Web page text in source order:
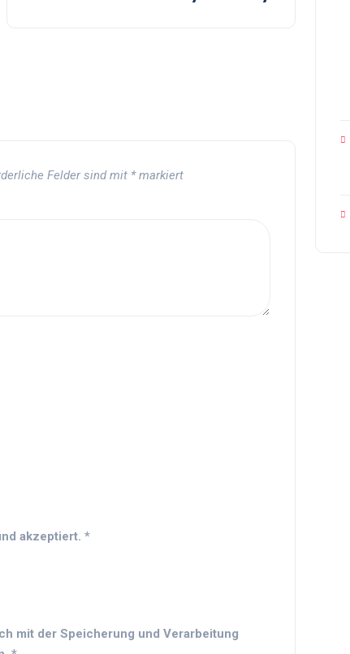
Felder sind mit *markiert
akzeptiert. *
mit der Speicherung und Verarbeitung